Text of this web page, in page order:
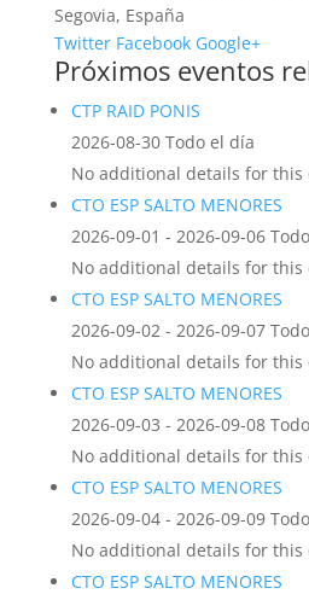
Segovia, España
Twitter Facebook Google+
Próximos eventos
CTP RAID PONIS
2026-08-30 Todo el día
No additional details for this
CTO ESP SALTO MENORES
2026-09-01 - 2026-09-06
No additional details for this
CTO ESP SALTO MENORES
2026-09-02 - 2026-09-07
No additional details for this
CTO ESP SALTO MENORES
2026-09-03 - 2026-09-08
No additional details for this
CTO ESP SALTO MENORES
2026-09-04 - 2026-09-09
No additional details for this
CTO ESP SALTO MENORES